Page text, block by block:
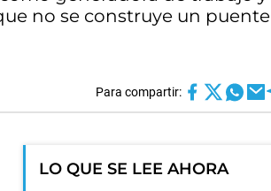
no se construye un puente
Para compartir:
LO QUE SE LEE AHORA